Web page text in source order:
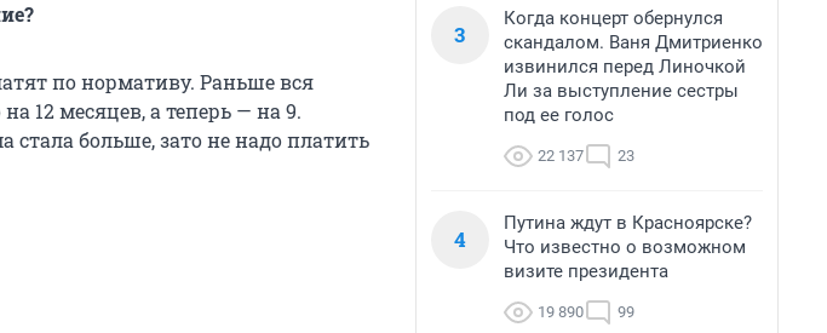
по нормативу. Раньше вся
12 месяцев, а теперь — на 9.
стала больше, зато не надо платить
3
Когда концерт обернулся
скандалом. Ваня Дмитриенко
извинился перед Линочкой
Ли за выступление сестры
под ее голос
22 137 23
4
Путина ждут в Красноярске?
Что известно о возможном
визите президента
19 890 99